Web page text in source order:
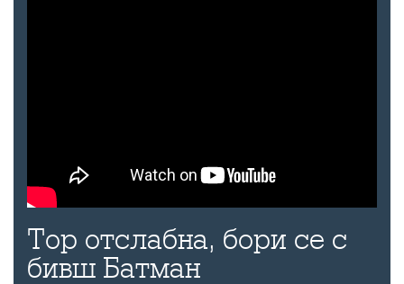
Тор отслабна, бори се с
бивш Батман